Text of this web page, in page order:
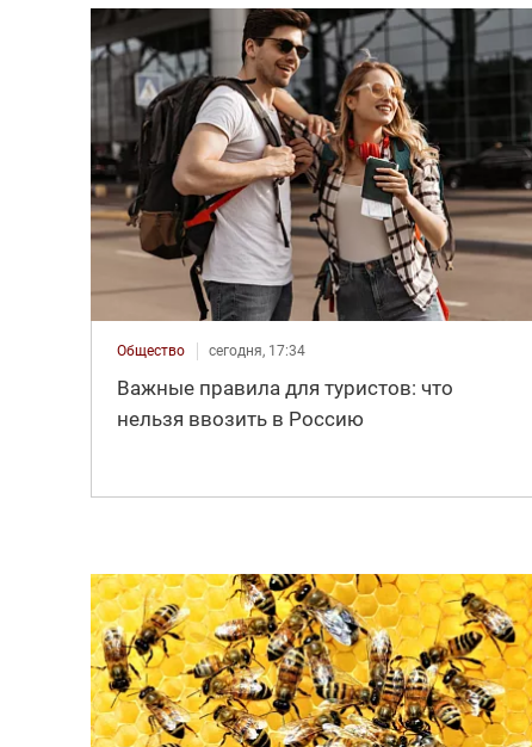
Общество сегодня, 17:34
Важные правила для туристов: что
нельзя ввозить в Россию